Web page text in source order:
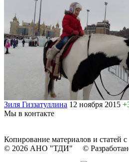
Зиля Гиззатуллина 12 ноября 2015
Мы в контакте
Копирование материалов и статей
© 2026 АНО "ТДИ" ©